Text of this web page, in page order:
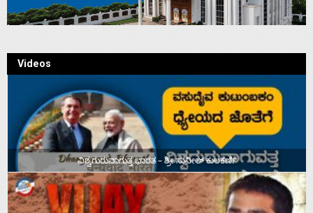
Videos
ವಿಶ್ವಗುರುವಾಗುತ್ತ ಭಾರತ – ಶ್ರೀ ಸುನೀಲ್‌ ಕುಲಕರ್ಣಿ